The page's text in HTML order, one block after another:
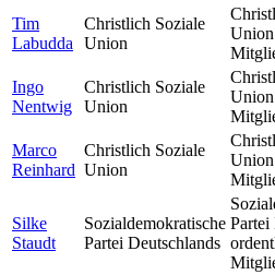
Tim
Labudda
Christlich Soziale
Union
Ingo
Nentwig
Christlich Soziale
Union
Marco
Reinhard
Christlich Soziale
Union
Silke
Staudt
Sozialdemokratische
Partei Deutschlands
Partei